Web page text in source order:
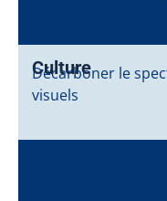
Culture
Décarboner le
visuels